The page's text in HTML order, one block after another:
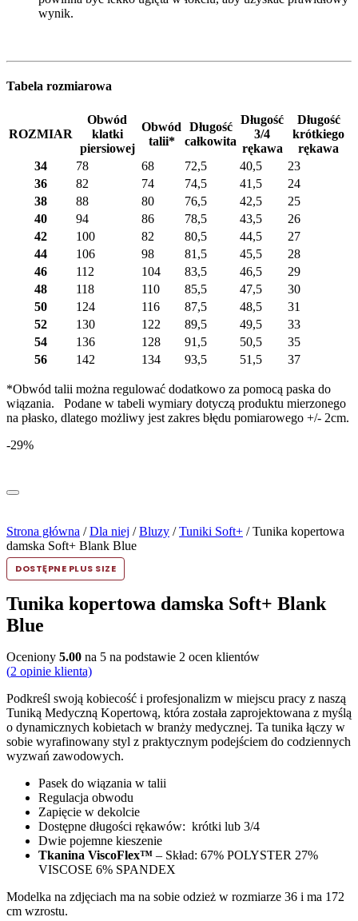
wynik.
Tabela rozmiarowa
ROZMIAR
Obwód
klatki
piersiowej
Obwód
talii*
Długość
całkowita
Długość
3/4
rękawa
Długość
krótkiego
rękawa
34
78 68 72,5 40,5
23
36
82 74 74,5 41,5
24
38
88 80 76,5 42,5
25
40
94 86 78,5 43,5
26
42
100 82 80,5 44,5
27
44
106 98 81,5 45,5
28
46
112 104 83,5 46,5
29
48
118 110 85,5 47,5
30
50
124 116 87,5 48,5
31
52
130 122 89,5 49,5
33
54
136 128 91,5 50,5
35
56
142 134 93,5 51,5 37
*Obwód talii można regulować dodatkowo za pomocą paska do
wiązania. Podane w tabeli wymiary dotyczą produktu mierzonego
na płasko, dlatego możliwy jest zakres błędu pomiarowego +/- 2cm.
-29%
Strona główna /Dla niej /Bluzy /Tuniki Soft+ / Tunika kopertowa
damska Soft+ Blank Blue
DOSTĘPNE PLUS SIZE
Tunika kopertowa damska Soft+ Blank
Blue
Oceniony 5.00 na 5 na podstawie 2 ocen klientów
(2 opinie klienta)
Podkreśl swoją kobiecość i profesjonalizm w miejscu pracy z naszą
Tuniką Medyczną Kopertową, która została zaprojektowana z myślą
o dynamicznych kobietach w branży medycznej. Ta tunika łączy w
sobie wyrafinowany styl z praktycznym podejściem do codziennych
wyzwań zawodowych.
Pasek do wiązania w talii
Regulacja obwodu
Zapięcie w dekolcie
Dostępne długości rękawów: krótki lub 3/4
Dwie pojemne kieszenie
Tkanina ViscoFlex™ – Skład: 67% POLYSTER 27%
VISCOSE 6% SPANDEX
Modelka na zdjęciach ma na sobie odzież w rozmiarze 36 i ma 172
cm wzrostu.